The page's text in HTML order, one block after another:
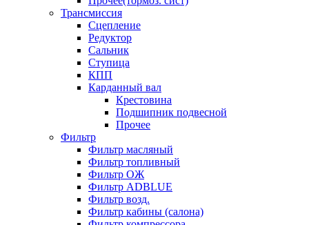
Трансмиссия
Сцепление
Редуктор
Сальник
Ступица
КПП
Карданный вал
Крестовина
Подшипник подвесной
Прочее
Фильтр
Фильтр масляный
Фильтр топливный
Фильтр ОЖ
Фильтр ADBLUE
Фильтр возд.
Фильтр кабины (салона)